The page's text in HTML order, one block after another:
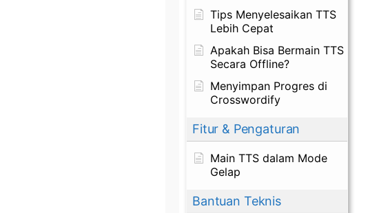
Tips Menyelesaikan TTS
Lebih Cepat
Apakah Bisa Bermain TTS
Secara Offline?
Menyimpan Progres di
Crosswordify
Fitur & Pengaturan
Main TTS dalam Mode
Gelap
Bantuan Teknis